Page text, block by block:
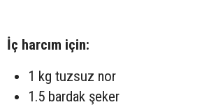
İç harcım için:
1 kg tuzsuz nor
1.5 bardak şeker